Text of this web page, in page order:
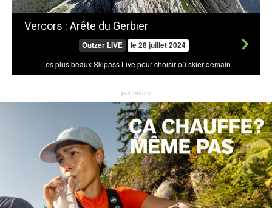
Vercors : Arête du Gerbier
Outzer LIVE
le 28 juillet 2024
Les plus beaux Skipass Live pour choisir où skier demain